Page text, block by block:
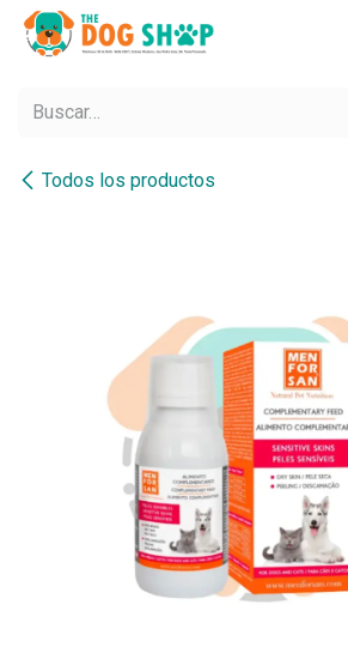
Ir al contenido
Todos los productos